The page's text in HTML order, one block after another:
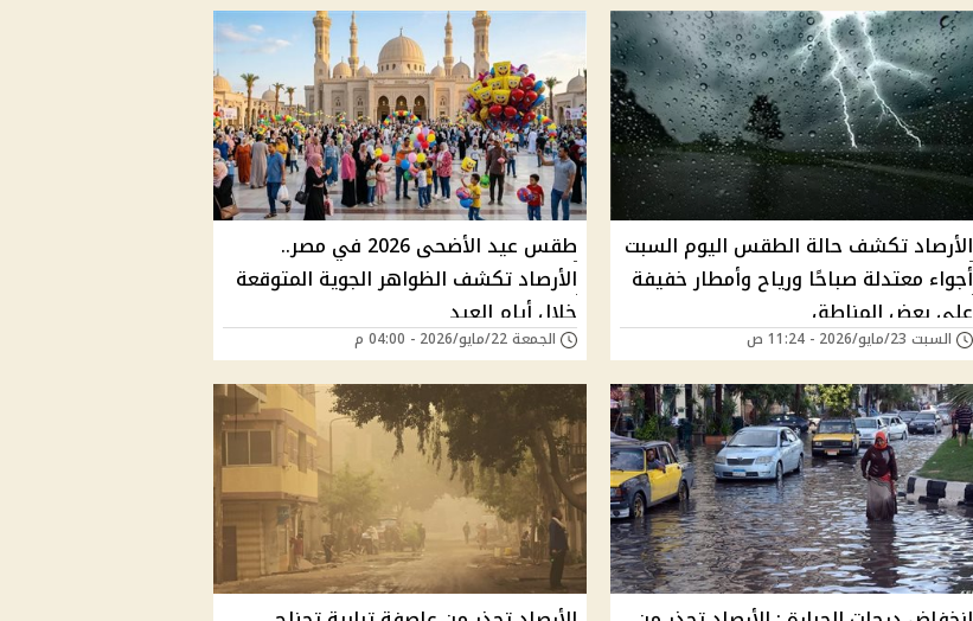
الأرصاد تكشف حالة الطقس اليوم السبت
أجواء معتدلة صباحًا ورياح وأمطار خفيفة
على بعض المناطق
السبت 23/مايو/2026 - 11:24 ص
طقس عيد الأضحى 2026 في مصر..
الأرصاد تكشف الظواهر الجوية المتوقعة
خلال أيام العيد
الجمعة 22/مايو/2026 - 04:00 م